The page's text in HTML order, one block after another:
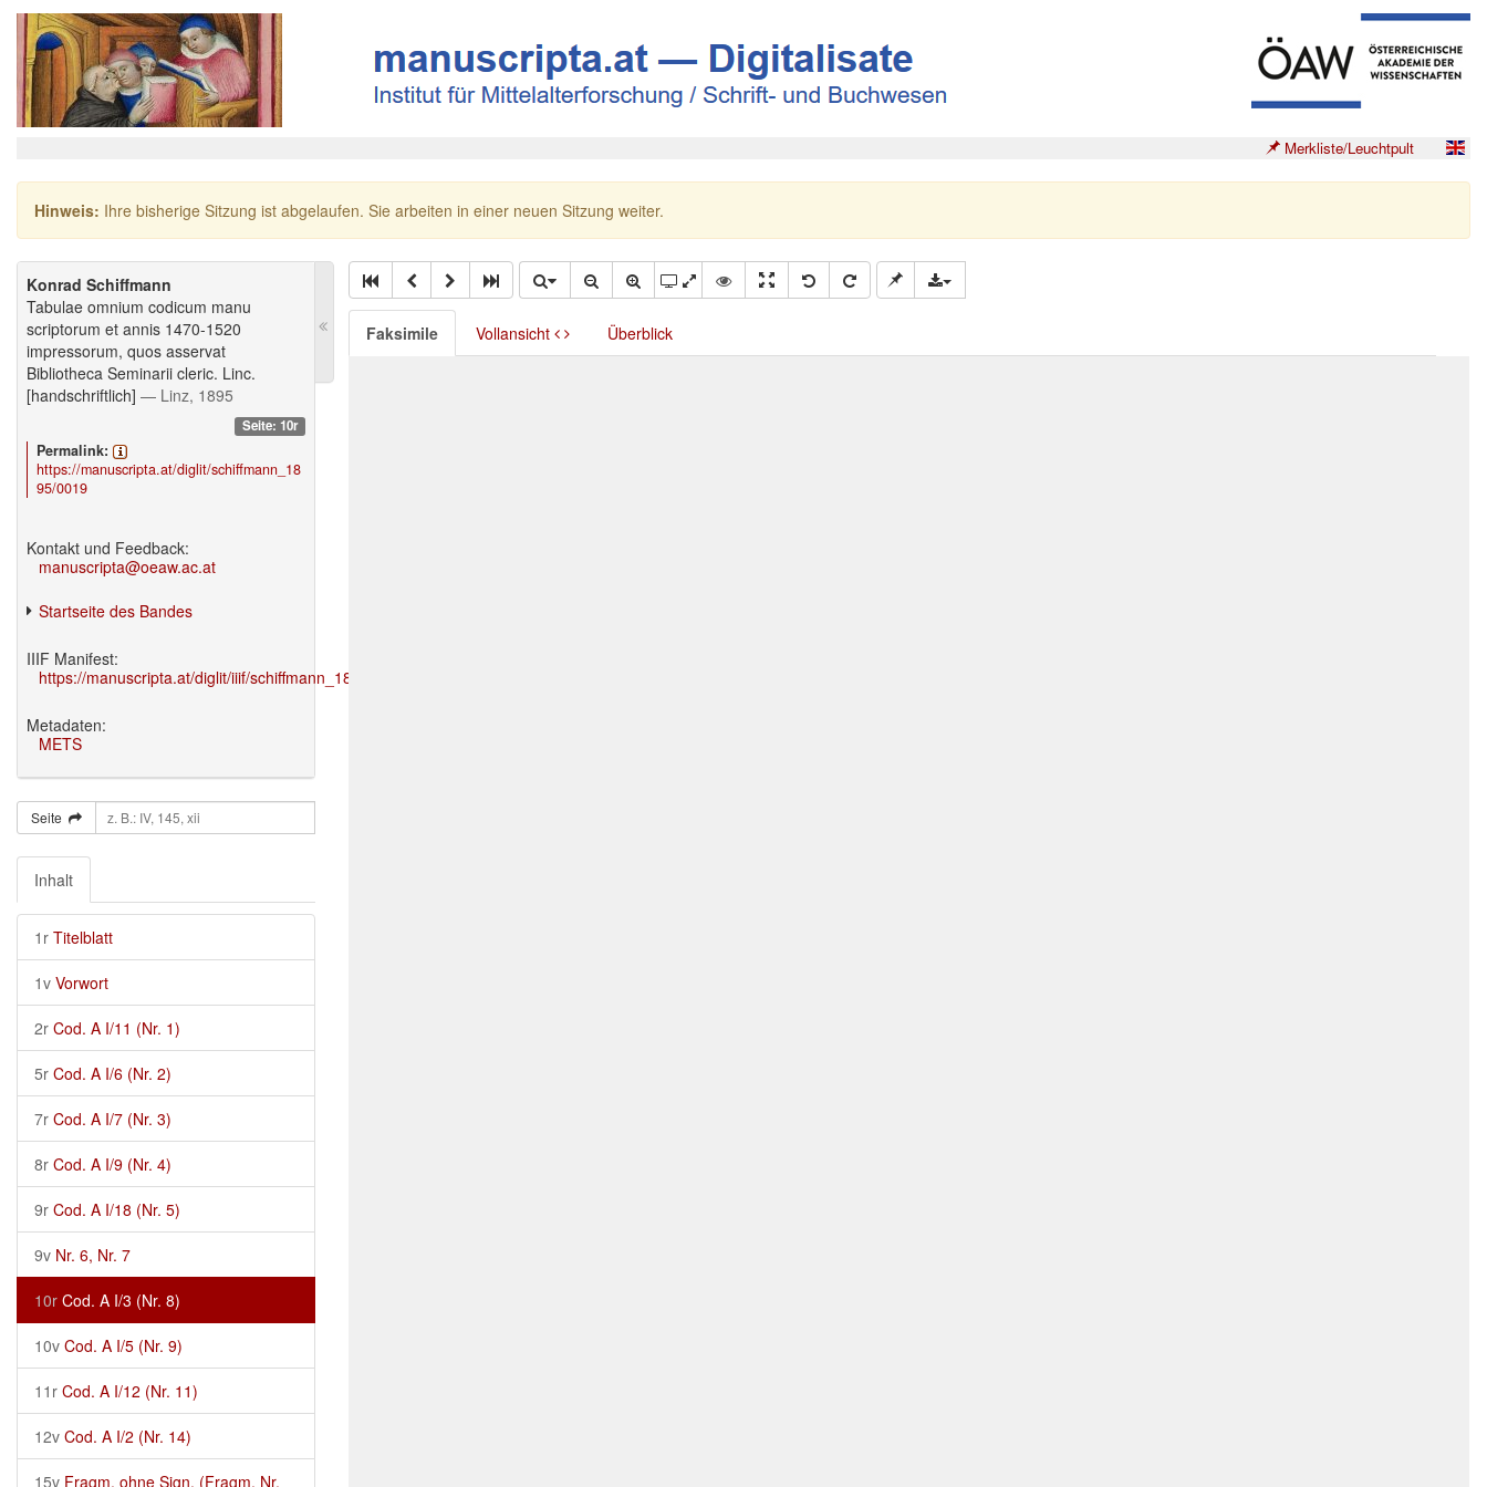
Merkliste/Leuchtpult
Hinweis: Ihre bisherige Sitzung ist abgelaufen. Sie arbeiten in einer neuen Sitzung weiter.
Konrad Schiffmann
Tabulae omnium codicum manu
scriptorum et annis 1470-1520
impressorum, quos asservat
Bibliotheca Seminarii cleric. Linc.
[handschriftlich] — Linz, 1895
Seite: 10r
Permalink:
https://manuscripta.at/diglit/schiffmann_18
95/0019
Kontakt und Feedback:
manuscripta@oeaw.ac.at
Startseite des Bandes
IIIF Manifest:
https://manuscripta.at/diglit/iiif/schiffmann_1895/manifest.json
Metadaten:
METS
Seite
Inhalt
1r Titelblatt
1v Vorwort
2r Cod. A I/11 (Nr. 1)
5r Cod. A I/6 (Nr. 2)
7r Cod. A I/7 (Nr. 3)
8r Cod. A I/9 (Nr. 4)
9r Cod. A I/18 (Nr. 5)
9v Nr. 6, Nr. 7
10r Cod. A I/3 (Nr. 8)
10v Cod. A I/5 (Nr. 9)
11r Cod. A I/12 (Nr. 11)
12v Cod. A I/2 (Nr. 14)
15v Fragm. ohne Sign. (Fragm. Nr.
Faksimile Vollansicht Überblick